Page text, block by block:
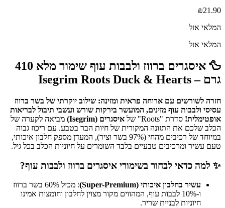
₪21.90
המלאי אזל
המלאי אזל
🦆 איסגרים ברווז ולבבות עוף שימור מלא 410
גרם – Isegrim Roots Duck & Hearts
חזרה לשורשים עם ארוחה פראית ומזינה: שילוב יוקרתי של בשר ברווז
עסיסי ולבבות עוף מזינים, המועשר בירקות שורש ועשבי תיבול לבריאות
אופטימלית! סדרת "Roots" של איסגרים (Isegrim)
מביאה לקערה של
הכלב שלכם את התזונה המקורית של חיות הבר בטבע. עם ריכוז גבוה
במיוחד של רכיבים מהחי (97% בשר וציר), המעדן מספק חלבון איכותי,
טעם עשיר ומרכיבים טבעיים בלבד השומרים על חיוניות הכלב בכל גיל.
✨ למה כדאי לבחור בשימורי איסגרים ברווז ולבבות עוף?
עשיר בחלבון איכותי (Super-Premium)
: מכיל 60% בשר ברווז
ו-10% לבבות עוף, המהווים מקור מצוין לחלבון וחומצות אמינו
חיוניות לבניית שריר.